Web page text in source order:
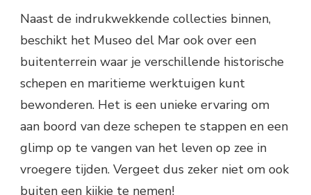
Naast de indrukwekkende collecties binnen,
beschikt het Museo del Mar ook over een
buitenterrein waar je verschillende historische
schepen en maritieme werktuigen kunt
bewonderen. Het is een unieke ervaring om
aan boord van deze schepen te stappen en een
glimp op te vangen van het leven op zee in
vroegere tijden. Vergeet dus zeker niet om ook
buiten een kijkje te nemen!